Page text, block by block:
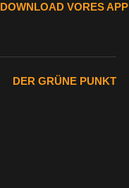
DOWNLOAD VORES APP
DER GRÜNE PUNKT